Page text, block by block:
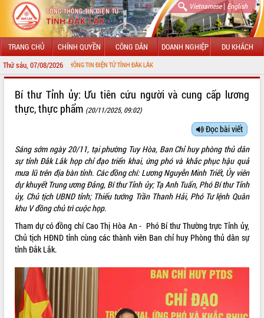
Vietnamese| English
TRANG CHỦ CHÍNH QUYỀN CÔNG DÂN DOANH NGHIỆP DU KHÁCH
Thứ sáu, 07/08/2026
VỚI CỔNG THÔNG TIN ĐIỆN TỬ TỈNH ĐẮK LẮK
LÃNH ĐẠO UBND TỈNH
SỞ, BAN, NGÀNH
UBND CÁC XÃ, PHƯỜNG
THÔNG TIN CHỈ ĐẠO ĐIỀU HÀNH
HỆ THỐNG VĂN BẢN
ĐIỂM TIN VĂN BẢN
QUY HOẠCH - KẾ HOẠCH
Bí thư Tỉnh ủy: Ưu tiên cứu người và cung cấp lương
thực, thực phẩm (20/11/2025, 09:02)
Đọc bài viết
Sáng sớm ngày 20/11, tại phường Tuy Hòa, Ban Chỉ huy phòng thủ dân
sự tỉnh Đắk Lắk họp chỉ đạo triển khai, ứng phó và khắc phục hậu quả
mưa lũ trên địa bàn tỉnh. Các đồng chí: Lương Nguyễn Minh Triết, Ủy viên
dự khuyết Trung ương Đảng, Bí thư Tỉnh ủy; Tạ Anh Tuấn, Phó Bí thư Tỉnh
ủy, Chủ tịch UBND tỉnh; Thiếu tướng Trần Thanh Hải, Phó Tư lệnh Quân
khu V đồng chủ trì cuộc họp.
Tham dự có đồng chí Cao Thị Hòa An - Phó Bí thư Thường trực Tỉnh ủy,
Chủ tịch HĐND tỉnh cùng các thành viên Ban chỉ huy Phòng thủ dân sự
tỉnh Đắk Lắk.